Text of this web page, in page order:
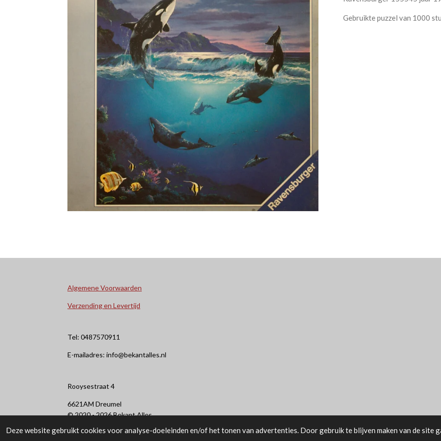
Deze website gebruikt cookies voor analyse-doeleinden en/of het tonen van advertenties. Door gebruik te blijven maken van de site
Gebruikte puzzel van 1000
Algemene Voorwaarden
Verzending en Levertijd
Tel: 0487570911
E-mailadres: info@bekantalles.nl
Rooysestraat 4
6621AM Dreumel
© 2020 - 2026 Bekant Alles